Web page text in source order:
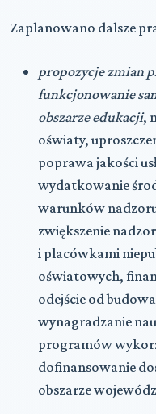
Zaplanowano dalsze
propozycje zmian
funkcjonowanie
obszarze edukacji,
oświaty,
poprawa jakości
wydatkowanie
warunków
zwiększenie
i placówkami
oświatowych,
odejście od
wynagradzanie
programów
dofinansowanie
obszarze